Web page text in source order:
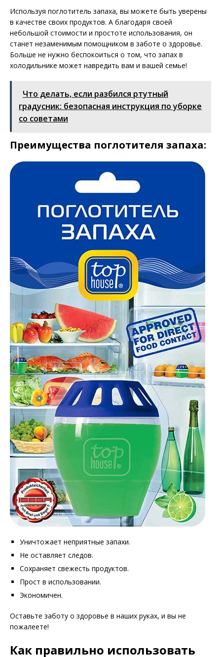
Используя поглотитель запаха, вы можете быть уверены
в качестве своих продуктов. А благодаря своей
небольшой стоимости и простоте использования, он
станет незаменимым помощником в заботе о здоровье.
Больше не нужно беспокоиться о том, что запах в
холодильнике может навредить вам и вашей семье!
Что делать, если разбился ртутный
градусник: безопасная инструкция по уборке
со советами
Преимущества поглотителя запаха:
Уничтожает неприятные запахи.
Не оставляет следов.
Сохраняет свежесть продуктов.
Прост в использовании.
Экономичен.
Оставьте заботу о здоровье в наших руках, и вы не
пожалеете!
Как правильно использовать